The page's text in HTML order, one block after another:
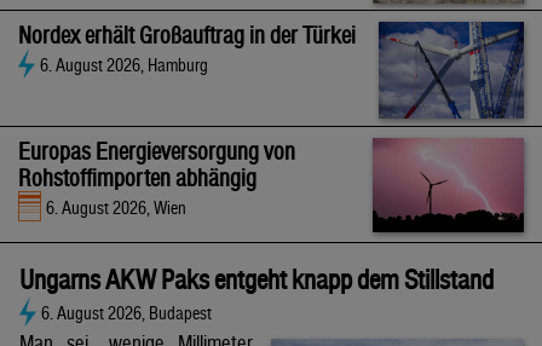
Nordex erhält Großauftrag in der Türkei
6. August 2026, Hamburg
Europas Energieversorgung von
Rohstoffimporten abhängig
6. August 2026, Wien
Ungarns AKW Paks entgeht knapp dem Stillstand
6. August 2026, Budapest